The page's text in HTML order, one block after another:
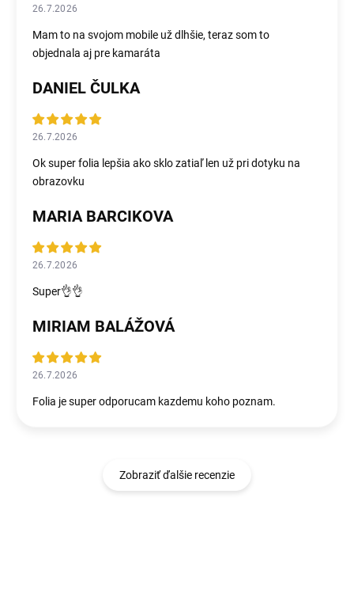
26.7.2026
Mam to na svojom mobile už dlhšie, teraz som to
objednala aj pre kamaráta
DANIEL ČULKA
26.7.2026
Ok super folia lepšia ako sklo zatiaľ len už pri dotyku na
obrazovku
MARIA BARCIKOVA
26.7.2026
Super👌👌
MIRIAM BALÁŽOVÁ
26.7.2026
Folia je super odporucam kazdemu koho poznam.
Zobraziť ďalšie recenzie